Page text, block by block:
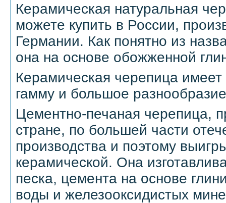
Керамическая натуральная
можете купить в России,
Германии. Как понятно из
она на основе обожженной
Керамическая черепица
гамму и большое
Цементно-печаная черепица,
стране, по большей части
производства и поэтому
керамической. Она
песка, цемента на основе
воды и железооксидистых